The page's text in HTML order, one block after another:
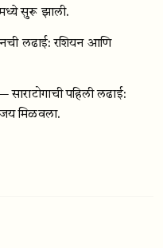
सुरू झाली.
लढाई: रशियन आणि
साराटोगाची पहिली लढाई:
मिळवला.